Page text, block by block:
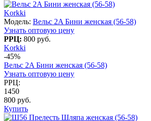
Korkki
Модель: Вельс 2A Бини женская (56-58)
Узнать оптовую цену
РРЦ: 800 руб.
Korkki
-45%
Вельс 2A Бини женская (56-58)
Узнать оптовую цену
РРЦ:
1450
800 руб.
Купить